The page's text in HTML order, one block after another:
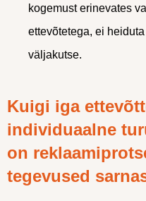
kogemust erinevates
ettevõtetega, ei
väljakutse.
Kuigi iga
individuaalne
on
tegevused